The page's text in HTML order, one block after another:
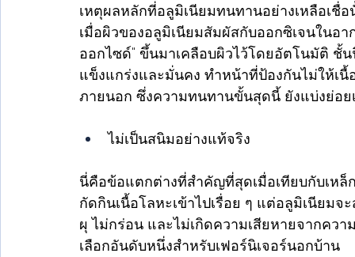
เหตุผลหลักที่อลูมิเนียมทนทานอย่างเหลือเชื่
เมื่อผิวของอลูมิเนียมสัมผัสกับออกซิเจนในอ
ออกไซด์" ขึ้นมาเคลือบผิวไว้โดยอัตโนมัติ ชั้
แข็งแกร่งและมั่นคง ทำหน้าที่ป้องกันไม่ให้เ
ภายนอก ซึ่งความทนทานขั้นสุดนี้ ยังแบ่งย่อ
ไม่เป็นสนิมอย่างแท้จริง
นี่คือข้อแตกต่างที่สำคัญที่สุดเมื่อเทียบกับเห
กัดกินเนื้อโลหะเข้าไปเรื่อย ๆ แต่อลูมิเนียมจ
ผุ ไม่กร่อน และไม่เกิดความเสียหายจากคว
เลือกอันดับหนึ่งสำหรับเฟอร์นิเจอร์นอกบ้าน